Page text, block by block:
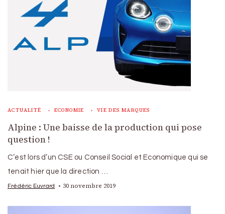
ACTUALITÉ ECONOMIE VIE DES MARQUES
Alpine : Une baisse de la production qui pose
question !
C’est lors d’un CSE ou Conseil Social et Economique qui se
tenait hier que la direction …
Frédéric Euvrard 30 novembre 2019